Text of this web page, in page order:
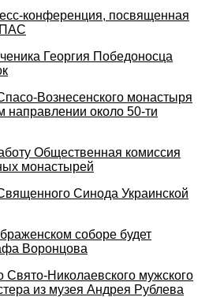
конференция, посвященная
Георгия Победоносца
Вознесенского монастыря
направлении около 50-ти
Общественная комиссия
монастырей
Синода Украинской
соборе будет
Воронцова
Свято-Николаевского мужского
из музея Андрея Рублева